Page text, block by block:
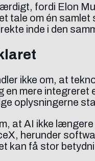
fordi Elon
tale om én
inde i den
ikke om, at
mere
oplysningerne
at AI ikke
herunder
kan få stor